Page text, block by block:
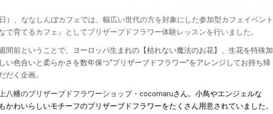
）、ななしんぼカフェでは、幅広い世代の方を対象にした参加型カフェイベント
で育てるカフェ』としてプリザーブドフラワー体験レッスンを行いました。
間前ということで、
ヨーロッパ生まれの【枯れない魔法のお花】、生花を特殊加
い色合いと柔らかさを数年保つ“プリザーブドフラワー”をアレンジしてお持ち帰
だく企画。
八幡のプリザーブドフラワーショップ・cocomaruさん。小鳥やエンジェルな
かわいらしいモチーフのプリザーブドフラワーをたくさん用意されていました。